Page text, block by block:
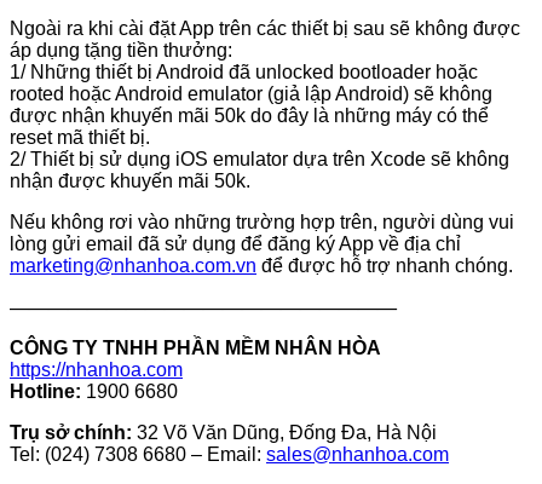
Ngoài ra khi cài đặt App trên các thiết bị sau sẽ không được
áp dụng tặng tiền thưởng:
1/ Những thiết bị Android đã unlocked bootloader hoặc
rooted hoặc Android emulator (giả lập Android) sẽ không
được nhận khuyến mãi 50k do đây là những máy có thể
reset mã thiết bị.
2/ Thiết bị sử dụng iOS emulator dựa trên Xcode sẽ không
nhận được khuyến mãi 50k.
Nếu không rơi vào những trường hợp trên, người dùng vui
lòng gửi email đã sử dụng để đăng ký App về địa chỉ
marketing@nhanhoa.com.vn để được hỗ trợ nhanh chóng.
————————————————————
CÔNG TY TNHH PHẦN MỀM NHÂN HÒA
https://nhanhoa.com
Hotline: 1900 6680
Trụ sở chính: 32 Võ Văn Dũng, Đống Đa, Hà Nội
Tel: (024) 7308 6680 – Email: sales@nhanhoa.com